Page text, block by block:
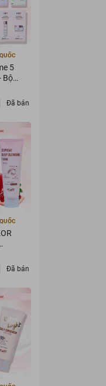
Kem Dưỡng Angel's Liquid
đ
5
Bộ
KOR
Đã bán 3456435
Đã bán 2657268